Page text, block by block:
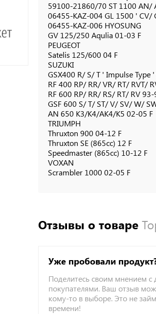
59100-21860/70 ST 1100 AN/
06455-KAZ-004 GL 1500 ' CV/
06455-KAZ-006 HYOSUNG
GV 125/250 Aqulia 01-03 F
PEUGEOT
Satelis 125/600 04 F
SUZUKI
GSX400 R/ S/ T ' Impulse Type
RF 400 RP/ RR/ VR/ RT/ RVT/
RF 600 RP/ RR/ RS/ RT/ RV
GSF 600 S/ T/ ST/ V/ SV/ W/
AN 650 K3/K4/AK4/K5 02-05 F
TRIUMPH
Thruxton 900 04-12 F
Thruxton SE (865cc) 12 F
Speedmaster (865cc) 10-12 F
VOXAN
Scrambler 1000 02-05 F
Отзывы о товаре
Уже пробовали
Поделитесь своим мнением с
покупателями. Ваш отзыв
кому-то в выборе. Это не
времени!